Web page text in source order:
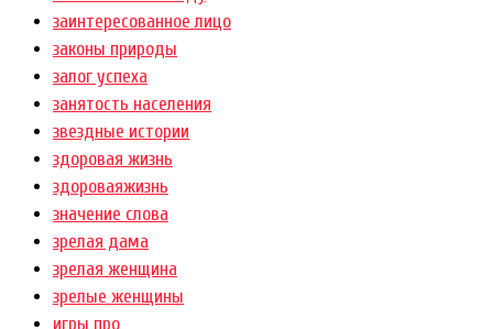
заинтересованное лицо
законы природы
залог успеха
занятость населения
звездные истории
здоровая жизнь
здороваяжизнь
значение слова
зрелая дама
зрелая женщина
зрелые женщины
игры про